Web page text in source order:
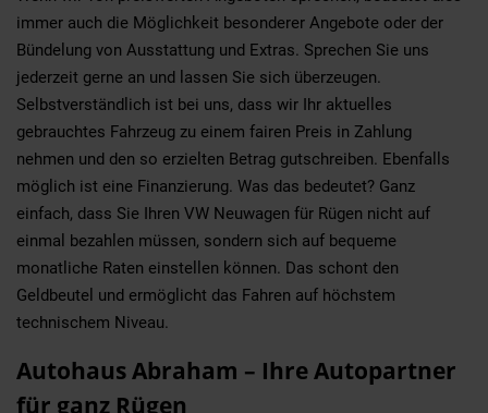
immer auch die Möglichkeit besonderer Angebote oder der
Bündelung von Ausstattung und Extras. Sprechen Sie uns
jederzeit gerne an und lassen Sie sich überzeugen.
Selbstverständlich ist bei uns, dass wir Ihr aktuelles
gebrauchtes Fahrzeug zu einem fairen Preis in Zahlung
nehmen und den so erzielten Betrag gutschreiben. Ebenfalls
möglich ist eine Finanzierung. Was das bedeutet? Ganz
einfach, dass Sie Ihren VW Neuwagen für Rügen nicht auf
einmal bezahlen müssen, sondern sich auf bequeme
monatliche Raten einstellen können. Das schont den
Geldbeutel und ermöglicht das Fahren auf höchstem
technischem Niveau.
Autohaus Abraham – Ihre Autopartner
für ganz Rügen